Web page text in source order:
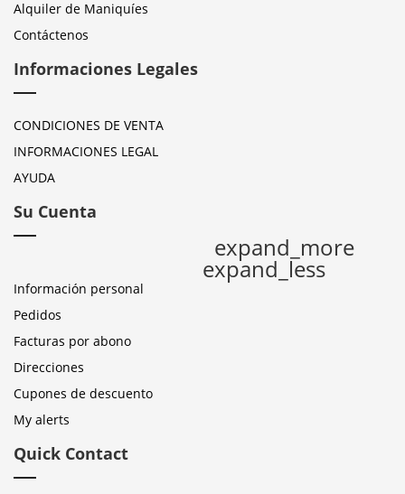
Alquiler de Maniquíes
Contáctenos
Informaciones Legales
CONDICIONES DE VENTA
INFORMACIONES LEGAL
AYUDA
Su Cuenta
expand_more
expand_less
Información personal
Pedidos
Facturas por abono
Direcciones
Cupones de descuento
My alerts
Quick Contact